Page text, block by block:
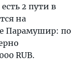
2 пути в
на
Парамушир: по
RUB.